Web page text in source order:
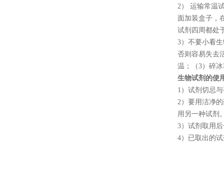
2） 运输常温
面加装盒子，
试剂四周都处
3）不要小看
否则容易失去
温；（3）碎
生物试剂的使
1 ）试剂切忌
2）要用洁净
用另一种试剂
3）试剂取用
4）已取出的